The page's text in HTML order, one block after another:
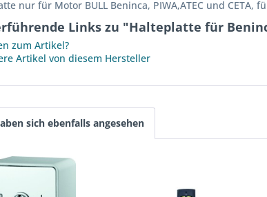
nur für Motor BULL Beninca, PIWA,ATEC und
Links zu "Halteplatte für
zum Artikel?
Artikel von diesem Hersteller
sich ebenfalls angesehen